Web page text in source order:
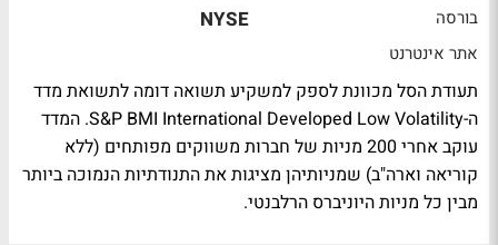
בורסה NYSE
אתר אינטרנט
תעודת הסל מכוונת לספק למשקיע תשואה דומה לתשואת מדד
ה-S&P BMI International Developed Low Volatility. המדד
עוקב אחרי 200 מניות של חברות משווקים מפותחים (ללא
קוריאה וארה"ב) שמניותיהן מציגות את התנודתיות הנמוכה ביותר
מבין כל מניות היוניברס הרלבנטי.